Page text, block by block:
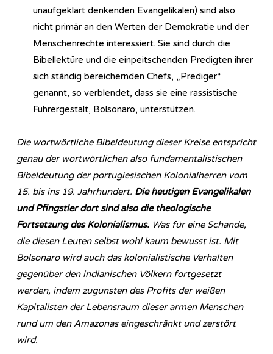
unaufgeklärt denkenden Evangelikalen) sind also
nicht primär an den Werten der Demokratie und der
Menschenrechte interessiert. Sie sind durch die
Bibellektüre und die einpeitschenden Predigten ihrer
sich ständig bereichernden Chefs, „Prediger“
genannt, so verblendet, dass sie eine rassistische
Führergestalt, Bolsonaro, unterstützen.
Die wortwörtliche Bibeldeutung dieser Kreise entspricht
genau der wortwörtlichen also fundamentalistischen
Bibeldeutung der portugiesischen Kolonialherren vom
15. bis ins 19. Jahrhundert. Die heutigen Evangelikalen
und Pfingstler dort sind also die theologische
Fortsetzung des Kolonialismus. Was für eine Schande,
die diesen Leuten selbst wohl kaum bewusst ist. Mit
Bolsonaro wird auch das kolonialistische Verhalten
gegenüber den indianischen Völkern fortgesetzt
werden, indem zugunsten des Profits der weißen
Kapitalisten der Lebensraum dieser armen Menschen
rund um den Amazonas eingeschränkt und zerstört
wird.